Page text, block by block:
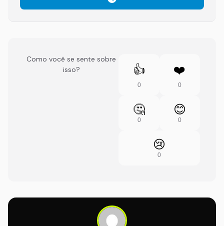
Como você se sente sobre
isso?
👍
0
❤️
0
🤔
0
😊
0
😢
0